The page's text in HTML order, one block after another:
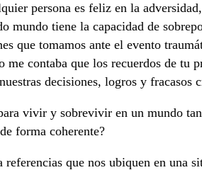
persona es feliz en la
tiene la capacidad de
que tomamos ante el evento
contaba que los recuerdos de
decisiones, logros y fracasos
vivir y sobrevivir en un mundo
forma coherente?
que nos ubiquen en una